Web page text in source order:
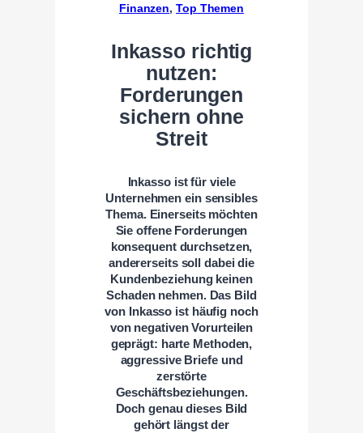
Finanzen, Top Themen
Inkasso richtig
nutzen:
Forderungen
sichern ohne
Streit
Inkasso ist für viele
Unternehmen ein sensibles
Thema. Einerseits möchten
Sie offene Forderungen
konsequent durchsetzen,
andererseits soll dabei die
Kundenbeziehung keinen
Schaden nehmen. Das Bild
von Inkasso ist häufig noch
von negativen Vorurteilen
geprägt: harte Methoden,
aggressive Briefe und
zerstörte
Geschäftsbeziehungen.
Doch genau dieses Bild
gehört längst der